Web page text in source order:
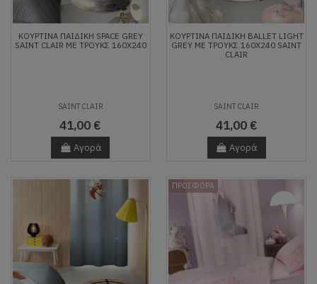
ΚΟΥΡΤΊΝΑ ΠΑΙΔΙΚΉ SPACE GREY
SAINT CLAIR ΜΕ ΤΡΟΎΚΣ 160Χ240
SAINT CLAIR
41,00 €
Αγορά
ΚΟΥΡΤΊΝΑ ΠΑΙΔΙΚΉ BALLET LIGHT
GREY ΜΕ ΤΡΟΎΚΣ 160Χ240 SAINT
CLAIR
SAINT CLAIR
41,00 €
Αγορά
ΠΡΟΣΦΟΡΑ